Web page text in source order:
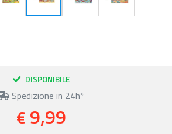
DISPONIBILE
Spedizione in 24h*
€ 9,99